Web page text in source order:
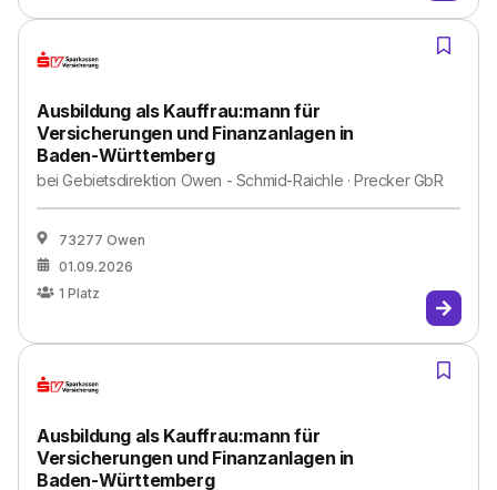
Ausbildung als Kauffrau:mann für
Versicherungen und Finanzanlagen in
Baden-Württemberg
beiGebietsdirektion Owen - Schmid-Raichle · Precker GbR
73277 Owen
01.09.2026
1 Platz
Ausbildung als Kauffrau:mann für
Versicherungen und Finanzanlagen in
Baden-Württemberg